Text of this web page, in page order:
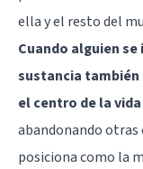
ella y el resto del
Cuando alguien
sustancia también
el centro de la
abandonando otras
posiciona como la